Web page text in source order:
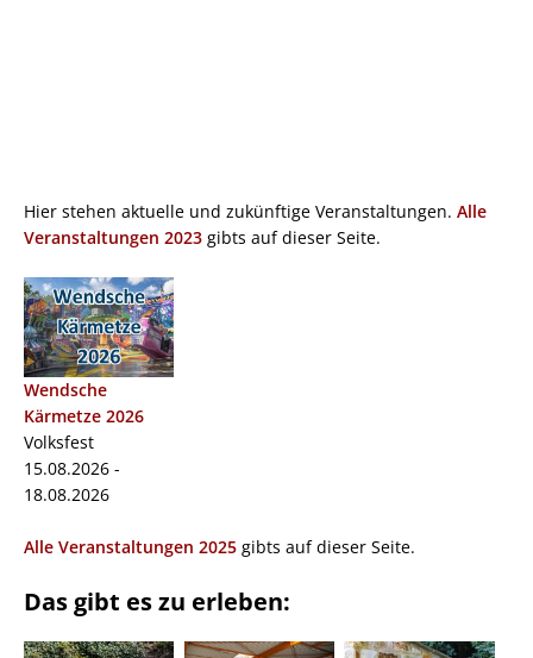
Hier stehen aktuelle und zukünftige Veranstaltungen. Alle
Veranstaltungen 2023 gibts auf dieser Seite.
Wendsche
Kärmetze 2026
Volksfest
15.08.2026 -
18.08.2026
Alle Veranstaltungen 2025 gibts auf dieser Seite.
Das gibt es zu erleben: